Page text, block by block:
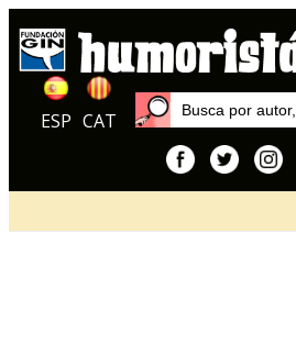
ESP CAT